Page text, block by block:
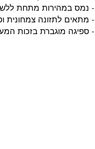
- נמס במהירות מתחת
- מתאים לתזונה צמחונית
- ספיגה מוגברת בזכות